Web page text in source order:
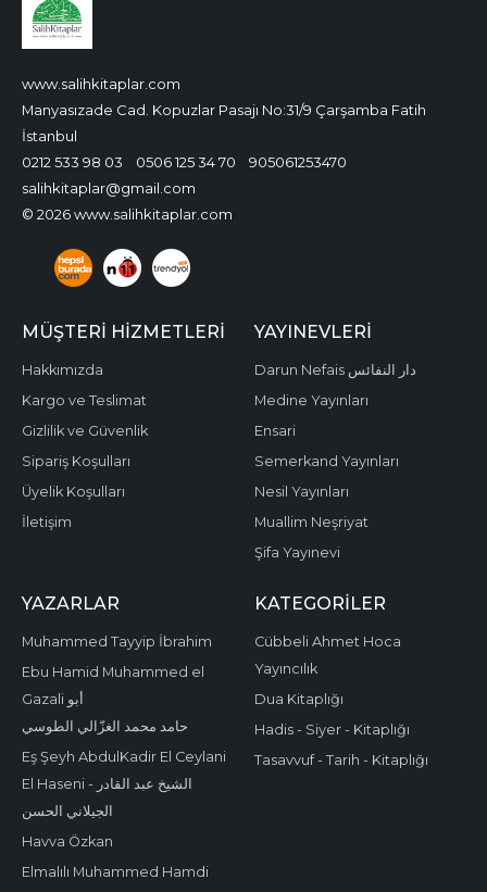
www.salihkitaplar.com
Manyasızade Cad. Kopuzlar Pasajı No:31/9 Çarşamba Fatih
İstanbul
0212 533 98 03
0506 125 34 70
905061253470
salihkitaplar@gmail.com
© 2026 www.salihkitaplar.com
MÜŞTERI HIZMETLERI
Hakkımızda
Kargo ve Teslimat
Gizlilik ve Güvenlik
Sipariş Koşulları
Üyelik Koşulları
İletişim
YAYINEVLERI
Darun Nefais دار النفائس
Medine Yayınları
Ensari
Semerkand Yayınları
Nesil Yayınları
Muallim Neşriyat
Şifa Yayınevi
YAZARLAR
Muhammed Tayyip İbrahim
Ebu Hamid Muhammed el
Gazali أبو
حامد محمد الغزّالي الطوسي
Eş Şeyh AbdulKadir El Ceylani
El Haseni - الشيخ عبد القادر
الجيلاني الحسن
Havva Özkan
Elmalılı Muhammed Hamdi
KATEGORILER
Cübbeli Ahmet Hoca
Yayıncılık
Dua Kitaplığı
Hadis - Siyer - Kitaplığı
Tasavvuf - Tarih - Kitaplığı